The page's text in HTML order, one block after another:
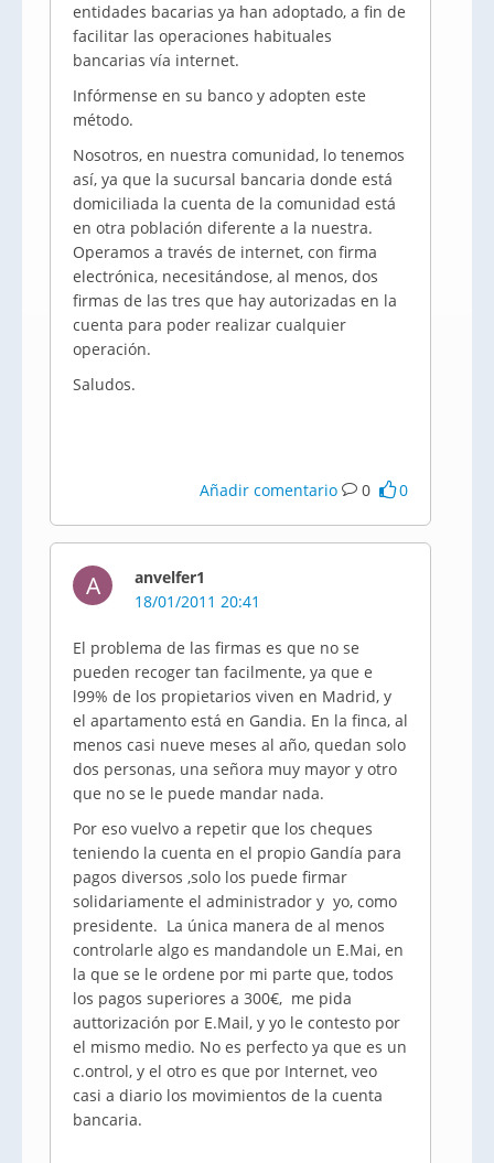
entidades bacarias ya han adoptado, a fin de
facilitar las operaciones habituales
bancarias vía internet.
Infórmense en su banco y adopten este
método.
Nosotros, en nuestra comunidad, lo tenemos
así, ya que la sucursal bancaria donde está
domiciliada la cuenta de la comunidad está
en otra población diferente a la nuestra.
Operamos a través de internet, con firma
electrónica, necesitándose, al menos, dos
firmas de las tres que hay autorizadas en la
cuenta para poder realizar cualquier
operación.
Saludos.
Añadir comentario 0 0
A
anvelfer1
18/01/2011 20:41
El problema de las firmas es que no se
pueden recoger tan facilmente, ya que e
l99% de los propietarios viven en Madrid, y
el apartamento está en Gandia. En la finca, al
menos casi nueve meses al año, quedan solo
dos personas, una señora muy mayor y otro
que no se le puede mandar nada.
Por eso vuelvo a repetir que los cheques
teniendo la cuenta en el propio Gandía para
pagos diversos ,solo los puede firmar
solidariamente el administrador y yo, como
presidente. La única manera de al menos
controlarle algo es mandandole un E.Mai, en
la que se le ordene por mi parte que, todos
los pagos superiores a 300€, me pida
auttorización por E.Mail, y yo le contesto por
el mismo medio. No es perfecto ya que es un
c.ontrol, y el otro es que por Internet, veo
casi a diario los movimientos de la cuenta
bancaria.